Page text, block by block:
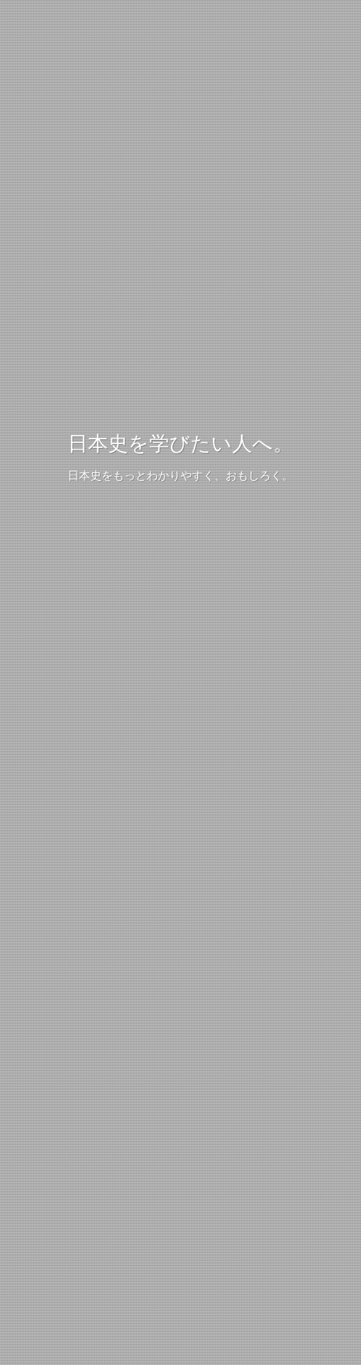
日本史を学びたい人へ。
日本史をもっとわかりやすく、おもしろく。